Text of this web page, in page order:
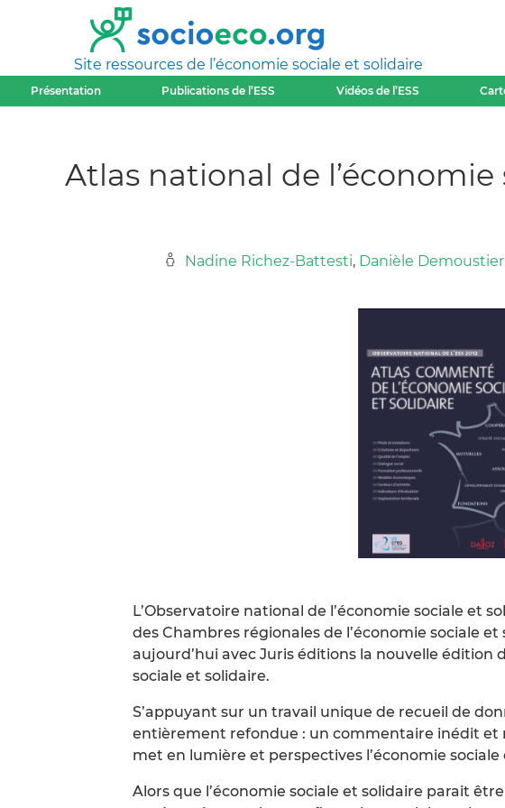
Site ressources de l’économie sociale et solidaire
Présentation Publications de l’ESS Vidéos de l’ESS
Atlas national de l’économie
Nadine Richez-Battesti, Danièle Demoustier
L’Observatoire national de l’économie sociale et
des Chambres régionales de l’économie sociale et
aujourd’hui avec Juris éditions la nouvelle édition
sociale et solidaire.
S’appuyant sur un travail unique de recueil de
entièrement refondue : un commentaire inédit et
met en lumière et perspectives l’économie sociale
Alors que l’économie sociale et solidaire parait